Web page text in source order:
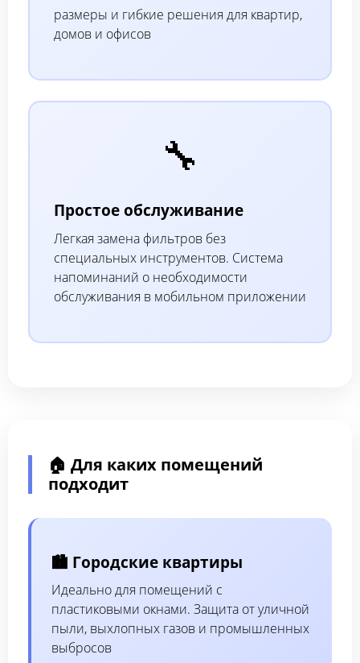
размеры и гибкие решения для квартир,
домов и офисов
🔧
Простое обслуживание
Легкая замена фильтров без
специальных инструментов. Система
напоминаний о необходимости
обслуживания в мобильном приложении
🏠 Для каких помещений
подходит
🏙️ Городские квартиры
Идеально для помещений с
пластиковыми окнами. Защита от уличной
пыли, выхлопных газов и промышленных
выбросов